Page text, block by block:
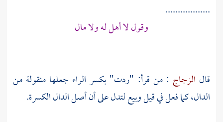
..................
وقول لا أهل له ولا مال
قال الزجاج : من قرأ: "ردت" بكسر الراء جعلها منقولة من
الدال، كما فعل في قيل وبيع لتدل على أن أصل الدال الكسرة.